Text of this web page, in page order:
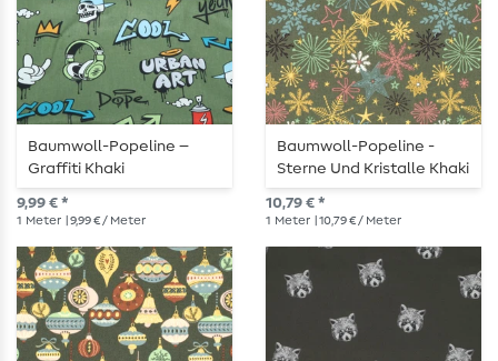
Baumwoll-Popeline –
Graffiti Khaki
9,99 € *
1 Meter | 9,99 € / Meter
Baumwoll-Popeline -
Sterne Und Kristalle Khaki
Gold
10,79 € *
1 Meter | 10,79 € / Meter